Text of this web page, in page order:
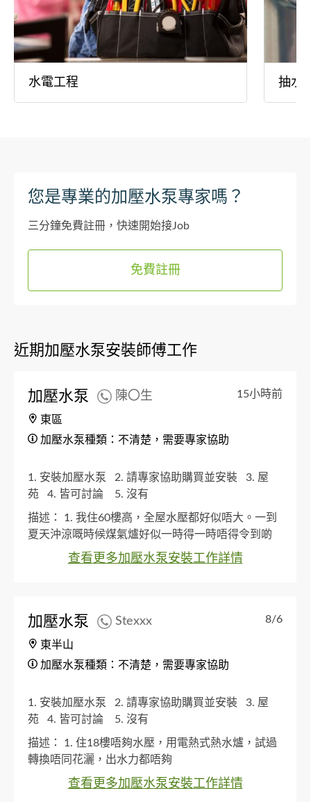
水電工程 抽水
您是專業的加壓水泵專家嗎？
三分鐘免費註冊，快速開始接Job
免費註冊
近期加壓水泵安裝師傅工作
加壓水泵 陳〇生
東區
加壓水泵種類：不清楚，需要專家協助
15小時前
1. 安裝加壓水泵 2. 請專家協助購買並安裝
3. 屋
苑
4. 皆可討論 5. 沒有
描述： 1. 我住60樓高，全屋水壓都好似唔大。一到
夏天沖涼嘅時候煤氣爐好似一時得一時唔得令到啲
水會忽冷忽熱。煤氣公司上過嚟好似話檢查唔到個
查看更多加壓水泵安裝工作詳情
加壓水泵 Stexxx
東半山
加壓水泵種類：不清楚，需要專家協助
8/6
1. 安裝加壓水泵 2. 請專家協助購買並安裝
3. 屋
苑
4. 皆可討論 5. 沒有
描述： 1. 住18樓唔夠水壓，用電熱式熱水爐，試過
轉換唔同花灑，出水力都唔夠
查看更多加壓水泵安裝工作詳情